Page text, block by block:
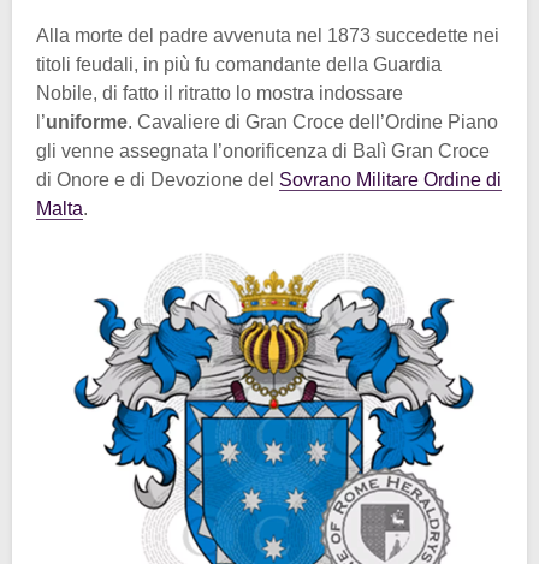
Alla morte del padre avvenuta nel 1873 succedette nei
titoli feudali, in più fu comandante della Guardia
Nobile, di fatto il ritratto lo mostra indossare
l’uniforme. Cavaliere di Gran Croce dell’Ordine Piano
gli venne assegnata l’onorificenza di Balì Gran Croce
di Onore e di Devozione del Sovrano Militare Ordine di
Malta.